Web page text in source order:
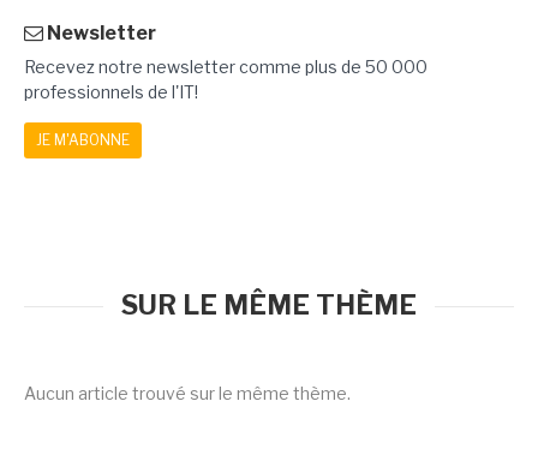
Newsletter
Recevez notre newsletter comme plus de 50 000
professionnels de l'IT!
JE M'ABONNE
SUR LE MÊME THÈME
Aucun article trouvé sur le même thème.